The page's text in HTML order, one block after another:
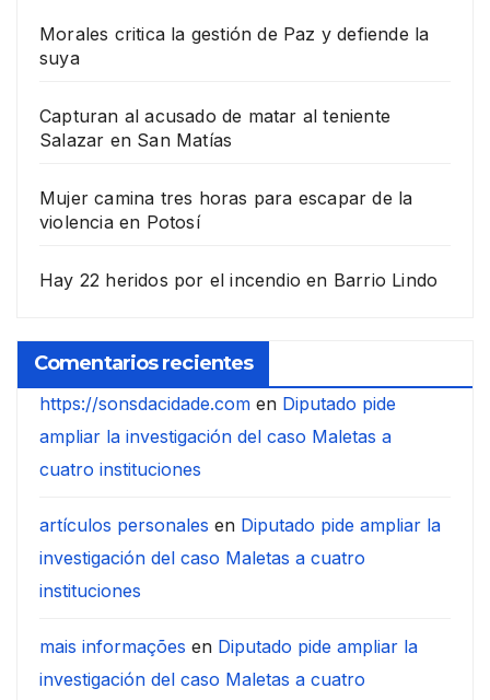
Morales critica la gestión de Paz y defiende la
suya
Capturan al acusado de matar al teniente
Salazar en San Matías
Mujer camina tres horas para escapar de la
violencia en Potosí
Hay 22 heridos por el incendio en Barrio Lindo
Comentarios recientes
https://sonsdacidade.com en Diputado pide
ampliar la investigación del caso Maletas a
cuatro instituciones
artículos personales en Diputado pide ampliar la
investigación del caso Maletas a cuatro
instituciones
mais informações en Diputado pide ampliar la
investigación del caso Maletas a cuatro